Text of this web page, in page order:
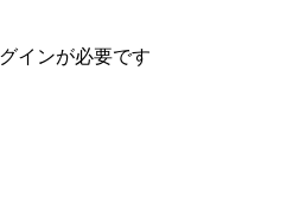
インが必要です